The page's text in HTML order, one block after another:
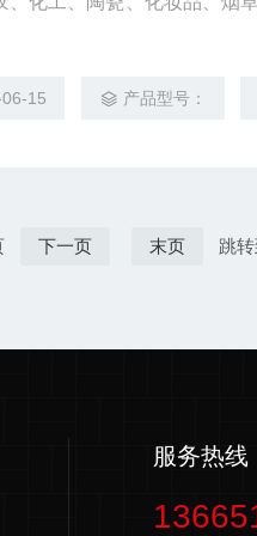
15 产品型号：
下一页 末页 跳
服务热线